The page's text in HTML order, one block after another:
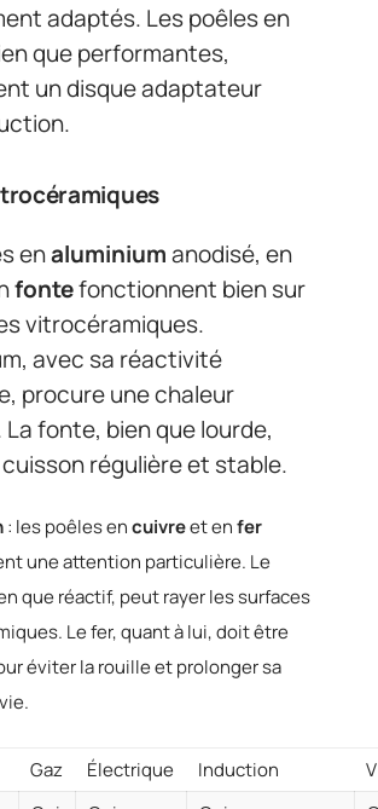
adaptés. Les poêles en
que performantes,
un disque adaptateur
enaluminiumanodisé, en
fontefonctionnent bien sur
vitrocéramiques.
avec sa réactivité
procure une chaleur
fonte, bien que lourde,
régulière et stable.
: les poêles encuivreet enfer
une attention particulière. Le
que réactif, peut rayer les surfaces
Le fer, quant à lui, doit être
éviter la rouille et prolonger sa
Gaz Électrique Induction